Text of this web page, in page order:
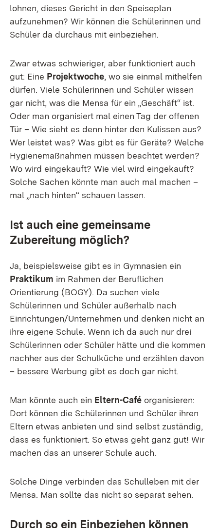
lohnen, dieses Gericht in den Speiseplan
aufzunehmen? Wir können die Schülerinnen und
Schüler da durchaus mit einbeziehen.
Zwar etwas schwieriger, aber funktioniert auch
gut: Eine Projektwoche, wo sie einmal mithelfen
dürfen. Viele Schülerinnen und Schüler wissen
gar nicht, was die Mensa für ein „Geschäft“ ist.
Oder man organisiert mal einen Tag der offenen
Tür – Wie sieht es denn hinter den Kulissen aus?
Wer leistet was? Was gibt es für Geräte? Welche
Hygienemaßnahmen müssen beachtet werden?
Wo wird eingekauft? Wie viel wird eingekauft?
Solche Sachen könnte man auch mal machen –
mal „nach hinten“ schauen lassen.
Ist auch eine gemeinsame
Zubereitung möglich?
Ja, beispielsweise gibt es in Gymnasien ein
Praktikum im Rahmen der Beruflichen
Orientierung (BOGY). Da suchen viele
Schülerinnen und Schüler außerhalb nach
Einrichtungen/Unternehmen und denken nicht an
ihre eigene Schule. Wenn ich da auch nur drei
Schülerinnen oder Schüler hätte und die kommen
nachher aus der Schulküche und erzählen davon
– bessere Werbung gibt es doch gar nicht.
Man könnte auch ein Eltern-Café organisieren:
Dort können die Schülerinnen und Schüler ihren
Eltern etwas anbieten und sind selbst zuständig,
dass es funktioniert. So etwas geht ganz gut! Wir
machen das an unserer Schule auch.
Solche Dinge verbinden das Schulleben mit der
Mensa. Man sollte das nicht so separat sehen.
Durch so ein Einbeziehen können